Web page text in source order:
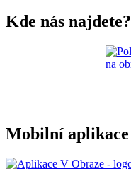
Kde nás najdete?
Mobilní aplikace